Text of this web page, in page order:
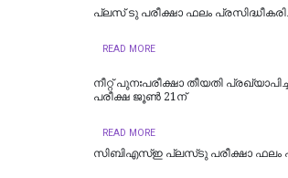
പ്ലസ് ടു പരീക്ഷാ ഫലം
READ MORE
നീറ്റ് പുനഃപരീക്ഷാ തീയതി
പരീക്ഷ ജൂൺ 21ന്
READ MORE
സിബിഎസ്ഇ പ്ലസ്‌ടു പരീക്ഷാ ഫലം